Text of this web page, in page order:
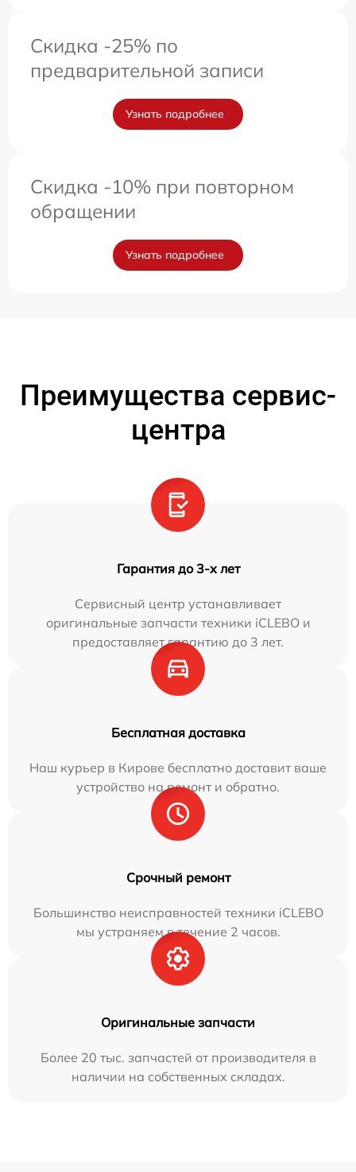
Скидка -25% по
предварительной записи
Узнать подробнее
Скидка -10% при повторном
обращении
Узнать подробнее
Преимущества сервис-
центра
Гарантия до 3-х лет
Сервисный центр устанавливает
оригинальные запчасти техники iCLEBO и
предоставляет гарантию до 3 лет.
Бесплатная доставка
Наш курьер в Кирове бесплатно доставит ваше
устройство на ремонт и обратно.
Срочный ремонт
Большинство неисправностей техники iCLEBO
мы устраняем в течение 2 часов.
Оригинальные запчасти
Более 20 тыс. запчастей от производителя в
наличии на собственных складах.